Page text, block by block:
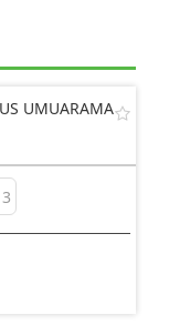
UMUARAMA
3